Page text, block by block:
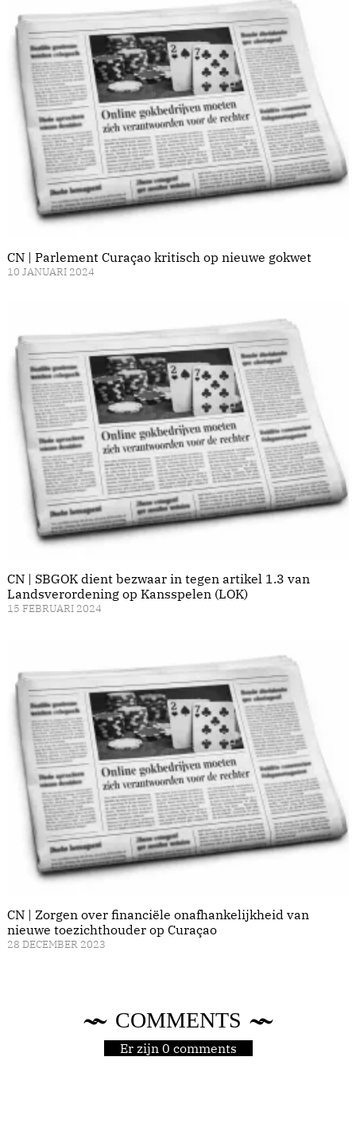
CN | Parlement Curaçao kritisch op nieuwe gokwet
10 JANUARI 2024
CN | SBGOK dient bezwaar in tegen artikel 1.3 van
Landsverordening op Kansspelen (LOK)
15 FEBRUARI 2024
CN | Zorgen over financiële onafhankelijkheid van
nieuwe toezichthouder op Curaçao
28 DECEMBER 2023
COMMENTS
Er zijn 0 comments